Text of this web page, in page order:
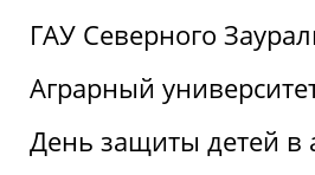
ГАУ Северного
Аграрный
День защиты детей в